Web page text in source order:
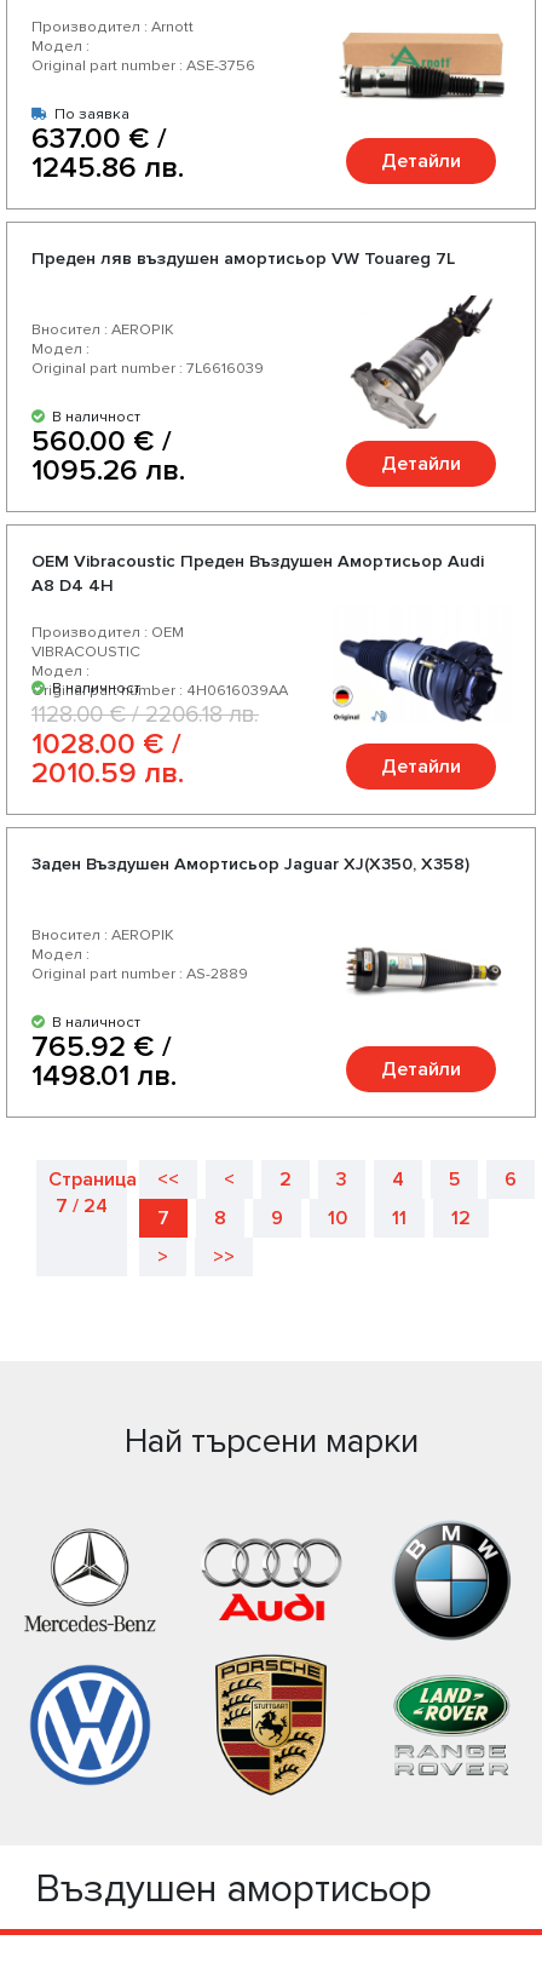
Производител : Arnott
Модел :
Original part number : ASE-3756
По заявка
637.00 € /
1245.86 лв.
Детайли
Преден ляв въздушен амортисьор VW Touareg 7L
Вносител : AEROPIK
Модел :
Original part number : 7L6616039
В наличност
560.00 € /
1095.26 лв.
Детайли
OEM Vibracoustic Преден Въздушен Амортисьор Audi
A8 D4 4H
Производител : OEM
VIBRACOUSTIC
Модел :
Original part number : 4H0616039AA
В наличност
1128.00 € / 2206.18 лв.
1028.00 € /
2010.59 лв.
Детайли
Заден Въздушен Амортисьор Jaguar XJ(X350, X358)
Вносител : AEROPIK
Модел :
Original part number : AS-2889
В наличност
765.92 € /
1498.01 лв.
Детайли
Страница
7 / 24
<< < 2 3 4 5
6
7
8 9 10 11
12
>
>>
Най търсени марки
Въздушен амортисьор